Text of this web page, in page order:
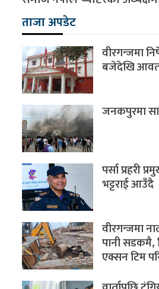
ताजा अपडेट
वीरगन्जमा
बजेदेखि
जनकपुरमा
पर्सा प्रहरी
भट्टराई आउँदै
वीरगन्जमा
पानी सडकमै,
एक्सन टिम